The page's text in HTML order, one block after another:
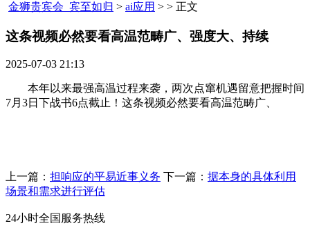
金狮贵宾会_宾至如归 > ai应用 > > 正文
这条视频必然要看高温范畴广、强度大、持续​
2025-07-03 21:13
本年以来最强高温过程来袭，两次点窜机遇留意把握时间
7月3日下战书6点截止！这条视频必然要看高温范畴广、
上一篇： 担响应的平易近事义务 下一篇： 据本身的具体利用
场景和需求进行评估
24小时全国服务热线